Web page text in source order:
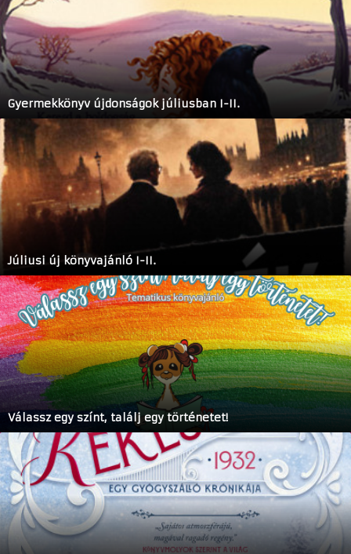
Gyermekkönyv újdonságok júliusban I-II.
Júliusi új könyvajánló I-II.
Válassz egy színt, találj egy történetet!